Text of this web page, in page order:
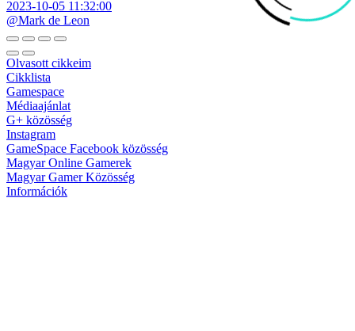
2023-10-05 11:32:00
@Mark de Leon
Olvasott cikkeim
Cikklista
Gamespace
Médiaajánlat
G+ közösség
Instagram
GameSpace Facebook közösség
Magyar Online Gamerek
Magyar Gamer Közösség
Információk